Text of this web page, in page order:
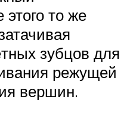
то же
зубцов для
режущей
вершин.